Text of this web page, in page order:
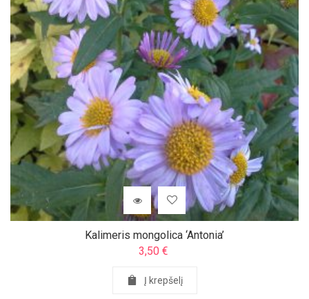
Kalimeris mongolica ‘Antonia’
3,50 €
Į krepšelį